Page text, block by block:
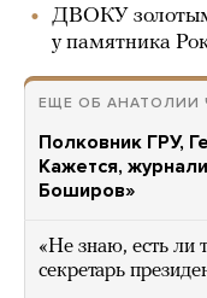
ДВОКУ
у памятника
ЕЩЕ ОБ АНАТОЛИИ
Полковник ГРУ,
Кажется,
Боширов»
«Не знаю, есть ли
секретарь